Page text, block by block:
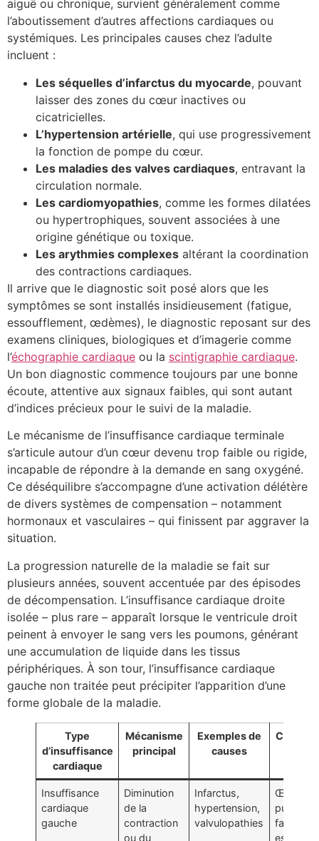
aiguë ou chronique, survient généralement comme
l’aboutissement d’autres affections cardiaques ou
systémiques. Les principales causes chez l’adulte
incluent :
Les séquelles d’infarctus du myocarde, pouvant
laisser des zones du cœur inactives ou
cicatricielles.
L’hypertension artérielle, qui use progressivement
la fonction de pompe du cœur.
Les maladies des valves cardiaques, entravant la
circulation normale.
Les cardiomyopathies, comme les formes dilatées
ou hypertrophiques, souvent associées à une
origine génétique ou toxique.
Les arythmies complexes altérant la coordination
des contractions cardiaques.
Il arrive que le diagnostic soit posé alors que les
symptômes se sont installés insidieusement (fatigue,
essoufflement, œdèmes), le diagnostic reposant sur des
examens cliniques, biologiques et d’imagerie comme
l’échographie cardiaque ou la scintigraphie cardiaque.
Un bon diagnostic commence toujours par une bonne
écoute, attentive aux signaux faibles, qui sont autant
d’indices précieux pour le suivi de la maladie.
Le mécanisme de l’insuffisance cardiaque terminale
s’articule autour d’un cœur devenu trop faible ou rigide,
incapable de répondre à la demande en sang oxygéné.
Ce déséquilibre s’accompagne d’une activation délétère
de divers systèmes de compensation – notamment
hormonaux et vasculaires – qui finissent par aggraver la
situation.
La progression naturelle de la maladie se fait sur
plusieurs années, souvent accentuée par des épisodes
de décompensation. L’insuffisance cardiaque droite
isolée – plus rare – apparaît lorsque le ventricule droit
peinent à envoyer le sang vers les poumons, générant
une accumulation de liquide dans les tissus
périphériques. À son tour, l’insuffisance cardiaque
gauche non traitée peut précipiter l’apparition d’une
forme globale de la maladie.
Type
d’insuffisance
cardiaque
Mécanisme
principal
Exemples de
causes
Insuffisance
cardiaque
gauche
Diminution
de la
contraction
ou du
Infarctus,
hypertension,
valvulopathies
Œdème
fatigue,